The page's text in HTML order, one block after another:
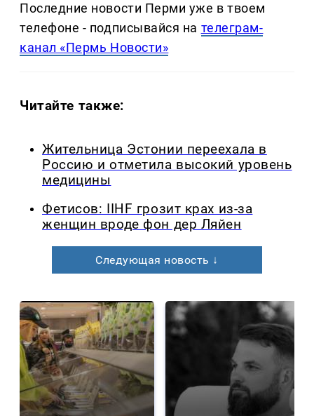
Последние новости Перми уже в твоем
телефоне - подписывайся на телеграм-
канал «Пермь Новости»
Читайте также:
Жительница Эстонии переехала в
Россию и отметила высокий уровень
медицины
Фетисов: IIHF грозит крах из-за
женщин вроде фон дер Ляйен
Следующая новость ↓